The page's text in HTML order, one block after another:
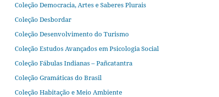
Coleção Democracia, Artes e Saberes Plurais
Coleção Desbordar
Coleção Desenvolvimento do Turismo
Coleção Estudos Avançados em Psicologia Social
Coleção Fábulas Indianas – Pañcatantra
Coleção Gramáticas do Brasil
Coleção Habitação e Meio Ambiente